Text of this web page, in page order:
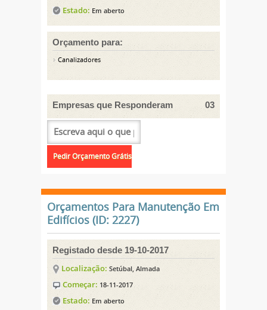
Estado: Em aberto
Orçamento para:
Canalizadores
Empresas que Responderam 03
Orçamentos Para Manutenção Em
Edifícios (ID: 2227)
Registado desde 19-10-2017
Localização: Setúbal, Almada
Começar: 18-11-2017
Estado: Em aberto